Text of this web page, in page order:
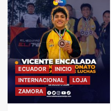
ECUADOR
INICIO
INTERNACIONAL
LOJA
ZAMORA